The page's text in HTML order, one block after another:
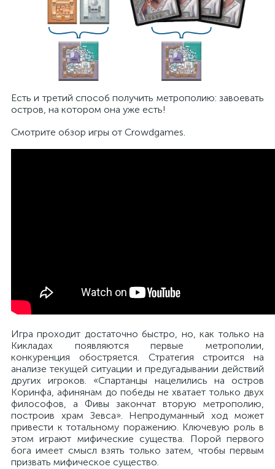
Есть и третий способ получить метрополию: завоевать
остров, на котором она уже есть!
Смотрите обзор игры от Crowdgames.
Игра проходит достаточно быстро, но, как только на
Кикладах появляются первые метрополии,
конкуренция обостряется. Стратегия строится на
анализе текущей ситуации и предугадывании действий
других игроков. «Спартанцы нацелились на остров
Коринфа, афинянам до победы не хватает только двух
философов, а Фивы закончат вторую метрополию,
построив храм Зевса». Непродуманный ход может
привести к тотальному поражению. Ключевую роль в
этом играют мифические существа. Порой первого
бога имеет смысл взять только затем, чтобы первым
призвать мифическое существо.